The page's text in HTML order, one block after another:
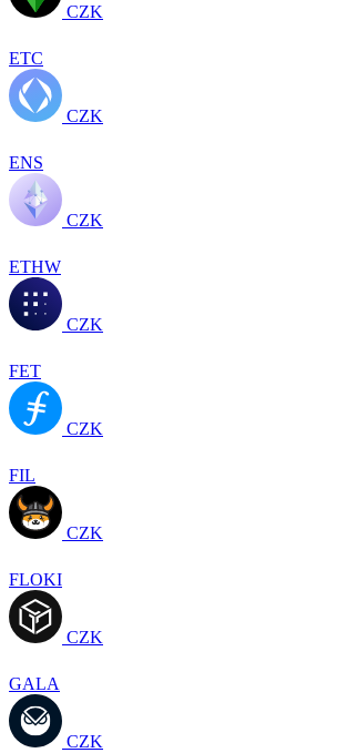
CZK
ETC
CZK
ENS
CZK
ETHW
CZK
FET
CZK
FIL
CZK
FLOKI
CZK
GALA
CZK